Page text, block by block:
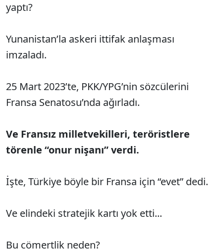
yaptı?
Yunanistan’la askeri ittifak anlaşması
imzaladı.
25 Mart 2023’te, PKK/YPG’nin sözcülerini
Fransa Senatosu’nda ağırladı.
Ve Fransız milletvekilleri, teröristlere
törenle “onur nişanı” verdi.
İşte, Türkiye böyle bir Fransa için “evet” dedi.
Ve elindeki stratejik kartı yok etti...
Bu cömertlik neden?